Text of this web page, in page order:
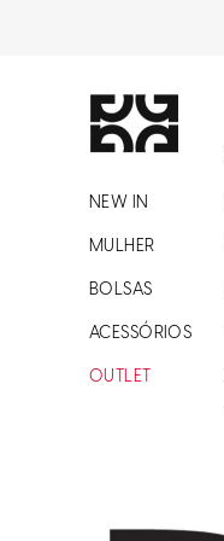
NEW IN
MULHER
BOLSAS
ACESSÓRIOS
OUTLET